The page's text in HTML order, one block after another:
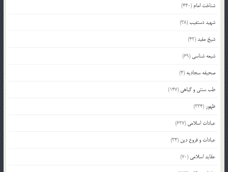
شناخت امام (440)
شهید دستغیب(38)
شیخ مفید(42)
شیعه شناسی (69)
صحیفه سجادیه (4)
طب سنتی و گیاهی (147)
ظهور (334)
عبادات اسلامی (627)
عبادات و فروع دین (34)
عقاید اسلامی (70)